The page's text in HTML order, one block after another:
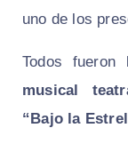
uno de los
Todos fueron
musical
“Bajo la